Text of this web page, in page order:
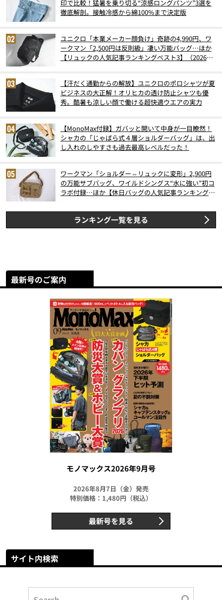
印で比較！猛暑を乗り切る“涼感ロングパンツ”3選を
徹底解剖。接触冷感から綿100%まで決定版
ユニクロ「本業メーカー顔負け」奇跡の4,990円、ワ
ークマン「2,500円は反則級」凄い万能バッグ…ほか
【リュックの人気記事ランキングベスト3】（2026年
【汗だく通勤からの解放】ユニクロのポロシャツが夏
ビジネスの大正解！オリヒカの透け防止シャツも優
秀。酷暑も涼しい顔で働ける超快適ウエアの実力
【MonoMax付録】ガバッと開いて中身が一目瞭然！
シャカの「じゃばら式４層ショルダーバッグ」は、出
し入れのしやすさも過去最高レベルだった！
ワークマン「ショルダー⇔リュックに変形」2,900円
の万能サブバッグ、ワイルドシングス“水に強い”初コ
ラボ付録…ほか【休日バッグの人気記事ランキングベ
ランキング一覧を見る
最新号のご案内
モノマックス2026年9月号
2026年8月7日（金）発売
特別価格：1,480円（税込）
最新号を見る
サイト内検索